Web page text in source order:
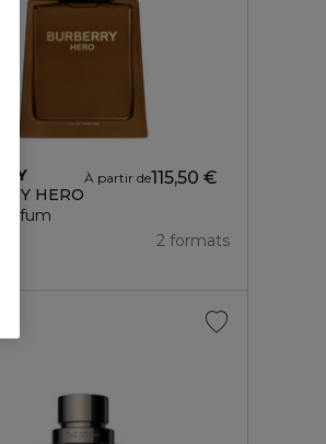
HERO
À partir de115,50 €
2 formats